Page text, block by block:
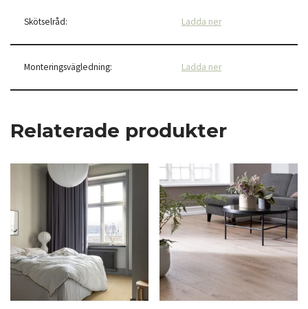
Skötselråd: Ladda ner
Monteringsvägledning: Ladda ner
Relaterade produkter